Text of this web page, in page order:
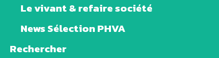
Le vivant & refaire société
News Sélection PHVA
Rechercher